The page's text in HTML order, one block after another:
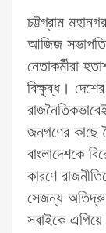
চট্টগ্রাম
আজিজ
নেতাকর্মীরা
বিক্ষুব্ধ।
জনগণের কাছে
বাংলাদেশকে
কারণে
সেজন্য
সবাইকে